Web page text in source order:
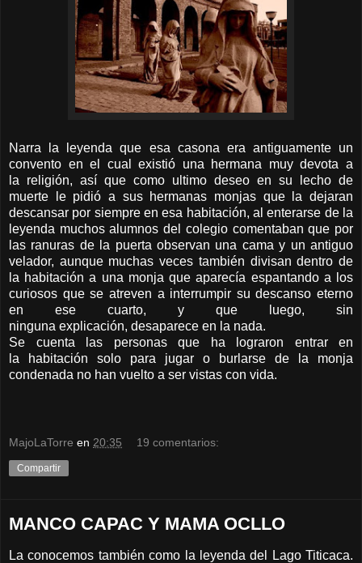
Narra la leyenda que esa casona era antiguamente un
convento en el cual existió una hermana muy devota a
la religión, así que como ultimo deseo en su lecho de
muerte le pidió a sus hermanas monjas que la dejaran
descansar por siempre en esa habitación, al enterarse de la
leyenda muchos alumnos del colegio comentaban que por
las ranuras de la puerta observan una cama y un antiguo
velador, aunque muchas veces también divisan dentro de
la habitación a una monja que aparecía espantando a los
curiosos que se atreven a interrumpir su descanso eterno
en ese cuarto, y que luego, sin
ninguna explicación, desaparece en la nada.
Se cuenta las personas que ha lograron entrar en
la habitación solo para jugar o burlarse de la monja
condenada no han vuelto a ser vistas con vida.
MajoLaTorre en 20:35 19 comentarios:
Compartir
MANCO CAPAC Y MAMA OCLLO
La conocemos también como la leyenda del Lago Titicaca.